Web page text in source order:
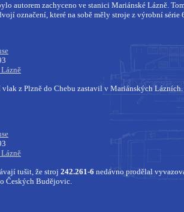
autorem zachyceno ve stanici Mariánské Lázně.
označení, které na sobě měly stroje z výrobní série
z Plzně do Chebu zastavil v Mariánských
tušit, že stroj 242.261-6 nedávno prodělal
Českých Budějovic.